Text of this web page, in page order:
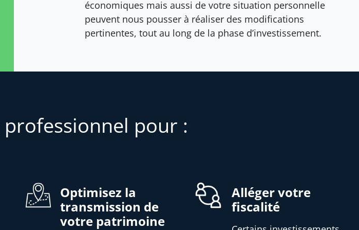
économiques mais aussi de votre situation personnelle
peuvent nous pousser à réaliser des modifications
pertinentes, tout au long de la phase d’investissement.
pour :
Optimisez la
transmission de
votre patrimoine
Alléger votre
fiscalité